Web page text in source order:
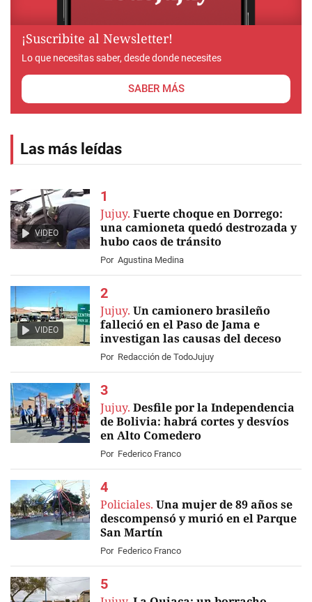
¡Suscribite al Newsletter!
Lo que necesitas saber, desde donde necesites
SABER MÁS
Las más leídas
VIDEO
Jujuy. Fuerte choque en Dorrego:
una camioneta quedó destrozada y
hubo caos de tránsito
Por Agustina Medina
VIDEO
Jujuy. Un camionero brasileño
falleció en el Paso de Jama e
investigan las causas del deceso
Por Redacción de TodoJujuy
Jujuy. Desfile por la Independencia
de Bolivia: habrá cortes y desvíos
en Alto Comedero
Por Federico Franco
Policiales. Una mujer de 89 años se
descompensó y murió en el Parque
San Martín
Por Federico Franco